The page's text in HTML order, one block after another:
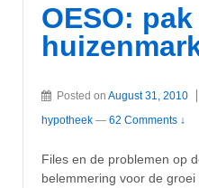
OESO:
Posted on August 31, 2010
hypotheek — 62 Comments ↓
Files en de problemen op
belemmering voor de